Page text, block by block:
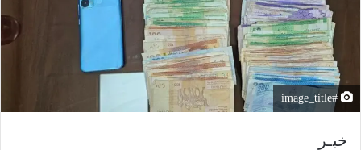
#image_title
خبـر